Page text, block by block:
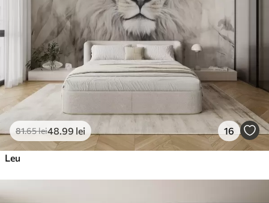
81.65lei48 .99 lei 16
Leu